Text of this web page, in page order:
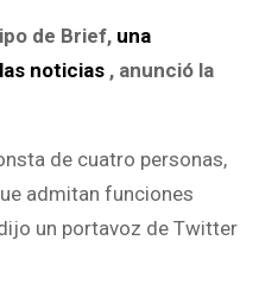
de Brief, una
noticias , anunció la
de cuatro personas,
admitan funciones
un portavoz de Twitter